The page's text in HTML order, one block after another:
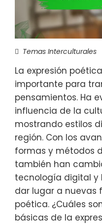
Temas Interculturales
La expresión
importante para
pensamientos. Ha
influencia de la
mostrando estilos
región. Con los
formas y métodos
también han
tecnología digital y
dar lugar a nuevas
poética. ¿Cuáles
básicas de la